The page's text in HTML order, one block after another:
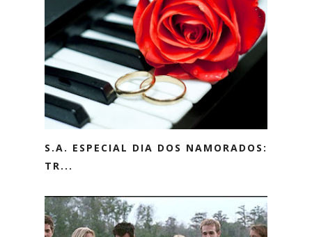
S.A. ESPECIAL DIA DOS NAMORADOS:
TR...